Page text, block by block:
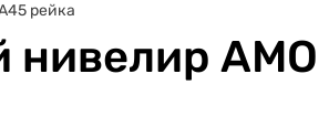
рейка
AMO